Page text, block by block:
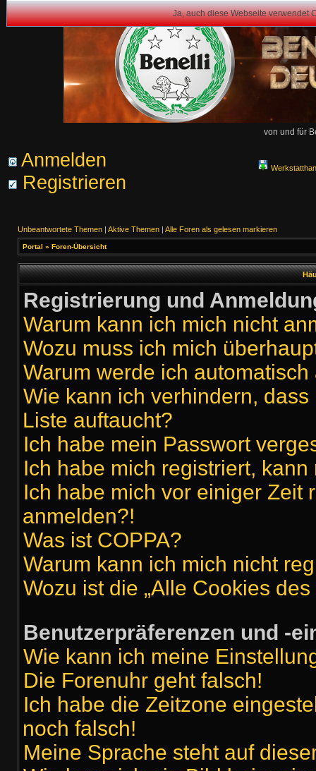
Ja, auch diese Webseite verwendet
von und für
Anmelden
Registrieren
Unbeantwortete Themen | Aktive Themen | Alle Foren als gelesen markieren
Portal » Foren-Übersicht
Registrierung und
Warum kann ich mich nicht
Wozu muss ich mich
Warum werde ich
Wie kann ich verhindern,
Liste auftaucht?
Ich habe mein Passwort
Ich habe mich registriert,
Ich habe mich vor einiger Zeit
anmelden?!
Was ist COPPA?
Warum kann ich mich nicht
Wozu ist die „Alle Cookies
Benutzerpräferenzen und -
Wie kann ich meine
Die Forenuhr geht falsch!
Ich habe die Zeitzone
noch falsch!
Meine Sprache steht auf